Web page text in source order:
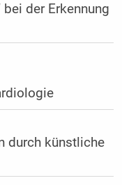
der Erkennung
durch künstliche